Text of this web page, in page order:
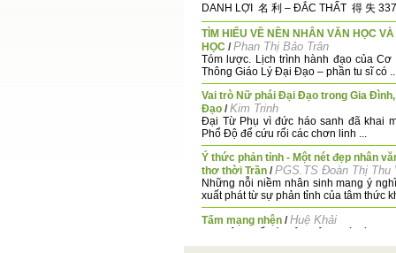
DANH LỢI 名 利 – ĐẮC THẤT 得 失
TÌM HIỂU VỀ NỀN NHÂN VĂN HỌC
HỌC /Phan Thị Bảo Trân
Tóm lược. Lịch trình hành đạo của Cơ
Thông Giáo Lý Đại Đạo – phần tu sĩ có
Vai trò Nữ phái Đại Đạo trong Gia Đình,
Đạo /Kim Trinh
Đại Từ Phụ vì đức háo sanh đã khai
Phổ Độ để cứu rổi các chơn linh ...
Ý thức phản tỉnh - Một nét đẹp nhân
thơ thời Trần /PGS.TS Đoàn Thị Thu
Những nỗi niềm nhân sinh mang ý
xuất phát từ sự phản tỉnh của tâm thức
Tấm mạng nhện /Huệ Khải
đội trong lúc rút lui. Lẻ loi giữa rừng ...